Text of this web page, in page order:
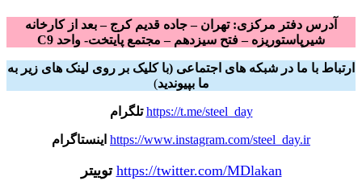
آدرس دفتر مرکزی: تهران – جاده قدیم کرج – بعد از کارخانه
شیرپاستوریزه – فتح سیزدهم – مجتمع پایتخت- واحد C9
ارتباط با ما در شبکه های اجتماعی (با کلیک بر روی لینک های زیر به
ما بپیوندید)
https://t.me/steel_day تلگرام
https://www.instagram.com/steel_day.ir اینستاگرام
https://twitter.com/MDlakan توییتر